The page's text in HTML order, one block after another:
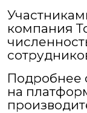
компания
Подробнее
на